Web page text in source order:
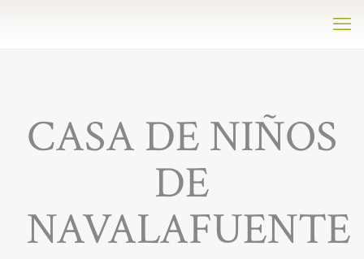
CASA DE NIÑOS
DE
NAVALAFUENTE